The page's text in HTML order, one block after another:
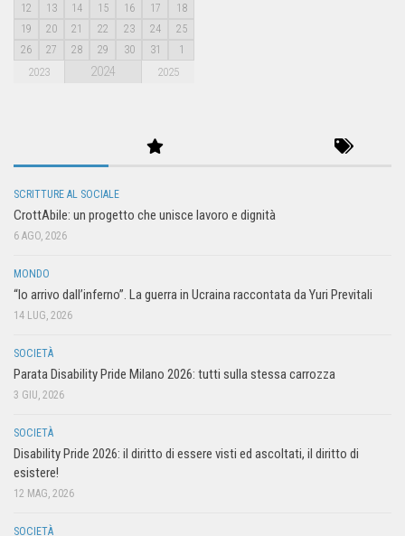
12
13 14 15 16 17
18
19
20 21 22 23 24
25
26
27 28 29 30 31 1
2023 2024 2025
SCRITTURE AL SOCIALE
CrottAbile: un progetto che unisce lavoro e dignità
6 AGO, 2026
MONDO
“Io arrivo dall’inferno”. La guerra in Ucraina raccontata da Yuri Previtali
14 LUG, 2026
SOCIETÀ
Parata Disability Pride Milano 2026: tutti sulla stessa carrozza
3 GIU, 2026
SOCIETÀ
Disability Pride 2026: il diritto di essere visti ed ascoltati, il diritto di
esistere!
12 MAG, 2026
SOCIETÀ